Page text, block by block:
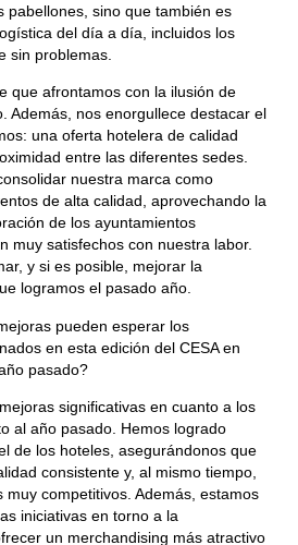
pabellones, sino que también es
del día a día, incluidos los
sin problemas.
que afrontamos con la ilusión de
Además, nos enorgullece destacar el
una oferta hotelera de calidad
entre las diferentes sedes.
nuestra marca como
de alta calidad, aprovechando la
de los ayuntamientos
muy satisfechos con nuestra labor.
y si es posible, mejorar la
logramos el pasado año.
pueden esperar los
en esta edición del CESA en
pasado?
significativas en cuanto a los
al año pasado. Hemos logrado
de los hoteles, asegurándonos que
consistente y, al mismo tiempo,
muy competitivos. Además, estamos
iniciativas en torno a la
un merchandising más atractivo